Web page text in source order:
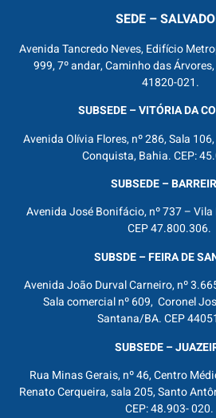
SEDE –
Avenida Tancredo Neves, Edifício
999, 7º andar, Caminho das
41820-021.
SUBSEDE – VITÓRIA DA
Avenida Olívia Flores, nº 286, Sala
Conquista, Bahia. CEP:
SUBSEDE –
Avenida José Bonifácio, nº 737 –
CEP 47.800.306.
SUBSDE – FEIRA DE
Avenida João Durval Carneiro, nº
Sala comercial nº 609, Coronel
Santana/BA. CEP
SUBSEDE –
Rua Minas Gerais, nº 46, Centro
Renato Cerqueira, sala 205, Santo
CEP: 48.903- 020.